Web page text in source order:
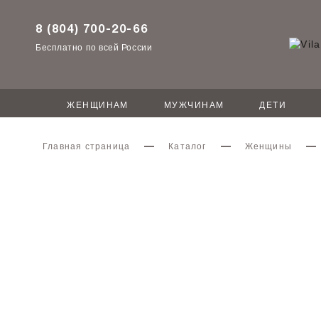
8 (804) 700-20-66
Бесплатно по всей России
ЖЕНЩИНАМ МУЖЧИНАМ ДЕТИ
Главная страница Каталог Женщины